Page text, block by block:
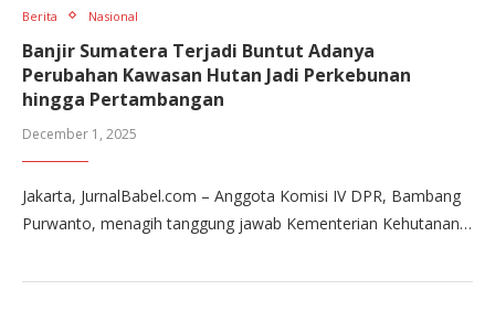
Berita Nasional
Banjir Sumatera Terjadi Buntut Adanya
Perubahan Kawasan Hutan Jadi Perkebunan
hingga Pertambangan
December 1, 2025
Jakarta, JurnalBabel.com – Anggota Komisi IV DPR, Bambang
Purwanto, menagih tanggung jawab Kementerian Kehutanan…